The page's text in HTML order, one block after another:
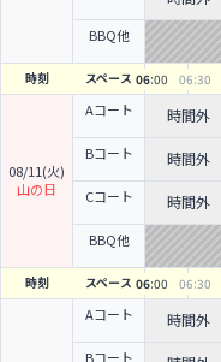
BBQ他
時刻 スペース 06:00 06:30
08/11(火)
山の日
Aコート 時間外
Bコート 時間外
Cコート 時間外
BBQ他
時刻 スペース 06:00 06:30
Aコート 時間外
Bコート